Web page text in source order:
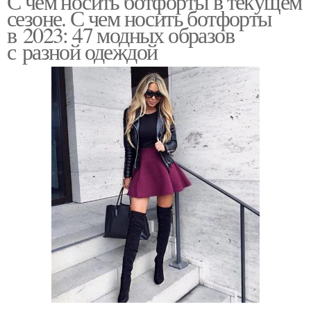
сезоне. С чем носить ботфорты
в 2023: 47 модных образов
с разной одеждой